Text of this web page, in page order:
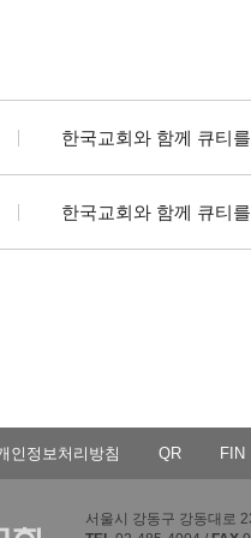
한국교회와 함께 큐티
한국교회와 함께 큐티
인정보처리방침 QR FIN
서울시 강동구 강동대로